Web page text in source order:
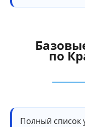
по
Полный список